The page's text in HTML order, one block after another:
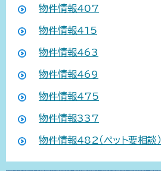
物件情報407
物件情報415
物件情報463
物件情報469
物件情報475
物件情報337
物件情報482（ペット要相談）